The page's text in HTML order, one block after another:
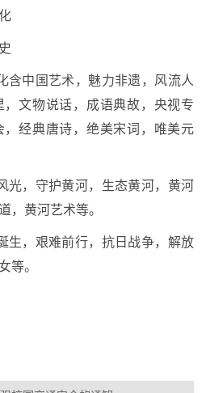
含中国艺术，魅力非遗，风流人
文物说话，成语典故，央视专
，经典唐诗，绝美宋词，唯美元
光，守护黄河，生态黄河，黄河
，黄河艺术等。
生，艰难前行，抗日战争，解放
等。